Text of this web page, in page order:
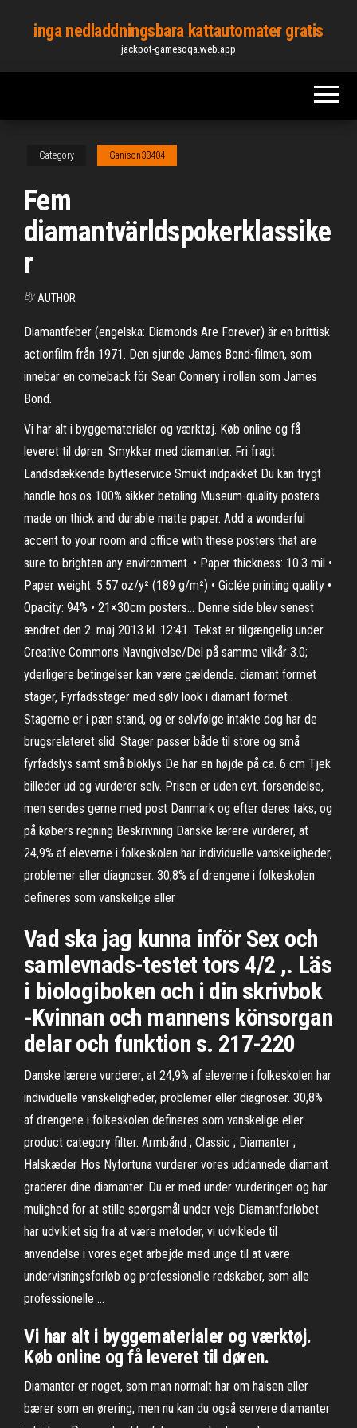
content
inga nedladdningsbara kattautomater gratis
jackpot-gamesoqa.web.app
Category Ganison33404
Fem
diamantvärldspokerklassike
r
By AUTHOR
Diamantfeber (engelska: Diamonds Are Forever) är en brittisk
actionfilm från 1971. Den sjunde James Bond-filmen, som
innebar en comeback för Sean Connery i rollen som James
Bond.
Vi har alt i byggematerialer og værktøj. Køb online og få
leveret til døren. Smykker med diamanter. Fri fragt
Landsdækkende bytteservice Smukt indpakket Du kan trygt
handle hos os 100% sikker betaling Museum-quality posters
made on thick and durable matte paper. Add a wonderful
accent to your room and office with these posters that are
sure to brighten any environment. • Paper thickness: 10.3 mil •
Paper weight: 5.57 oz/y² (189 g/m²) • Giclée printing quality •
Opacity: 94% • 21×30cm posters… Denne side blev senest
ændret den 2. maj 2013 kl. 12:41. Tekst er tilgængelig under
Creative Commons Navngivelse/Del på samme vilkår 3.0;
yderligere betingelser kan være gældende. diamant formet
stager, Fyrfadsstager med sølv look i diamant formet .
Stagerne er i pæn stand, og er selvfølge intakte dog har de
brugsrelateret slid. Stager passer både til store og små
fyrfadslys samt små bloklys De har en højde på ca. 6 cm Tjek
billeder ud og vurderer selv. Prisen er uden evt. forsendelse,
men sendes gerne med post Danmark og efter deres taks, og
på købers regning Beskrivning Danske lærere vurderer, at
24,9% af eleverne i folkeskolen har individuelle vanskeligheder,
problemer eller diagnoser. 30,8% af drengene i folkeskolen
defineres som vanskelige eller
Vad ska jag kunna inför Sex och
samlevnads-testet tors 4/2 ,. Läs
i biologiboken och i din skrivbok
-Kvinnan och mannens könsorgan
delar och funktion s. 217-220
Danske lærere vurderer, at 24,9% af eleverne i folkeskolen har
individuelle vanskeligheder, problemer eller diagnoser. 30,8%
af drengene i folkeskolen defineres som vanskelige eller
product category filter. Armbånd ; Classic ; Diamanter ;
Halskæder Hos Nyfortuna vurderer vores uddannede diamant
graderer dine diamanter. Du er med under vurderingen og har
mulighed for at stille spørgsmål under vejs Diamantforløbet
har udviklet sig fra at være metoder, vi udviklede til
anvendelse i vores eget arbejde med unge til at være
undervisningsforløb og professionelle redskaber, som alle
professionelle …
Vi har alt i byggematerialer og værktøj.
Køb online og få leveret til døren.
Diamanter er noget, som man normalt har om halsen eller
bærer som en ørering, men nu kan du også servere diamanter